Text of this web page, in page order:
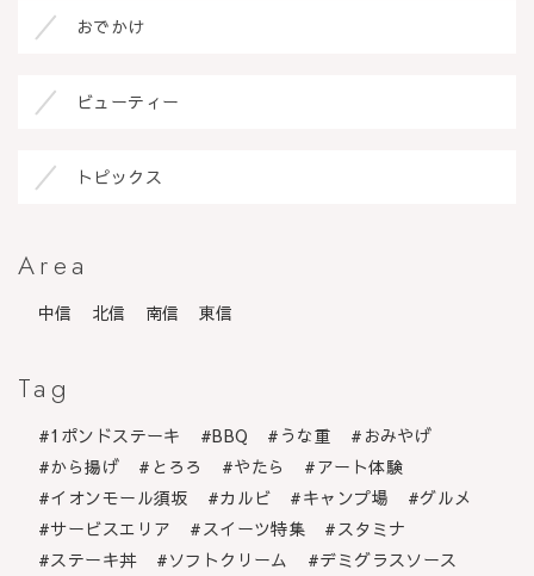
おでかけ
ビューティー
トピックス
Area
中信 北信 南信 東信
Tag
1ポンドステーキ BBQ うな重
おみやげ
から揚げ
とろろ やたら
アート体験
イオンモール須坂
カルビ キャンプ場
グルメ
サービスエリア
スイーツ特集
スタミナ
ステーキ丼
ソフトクリーム デミグラスソース